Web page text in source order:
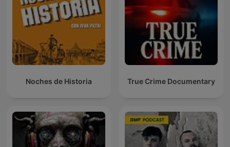
Noches de Historia True Crime Documentary